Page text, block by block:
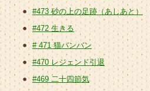
#473 砂の上の足跡（あしあと）
#472 生きる
# 471 猫バンバン
#470 レジェンド引退
#469 二十四節気